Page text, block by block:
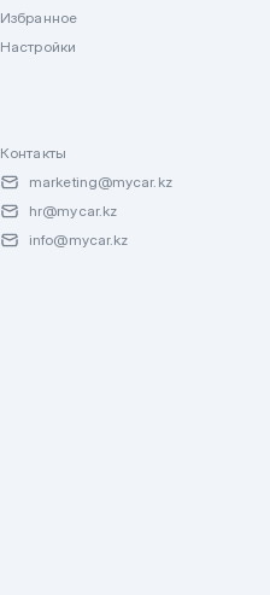
Избранное
Настройки
Контакты
marketing@mycar.kz
hr@mycar.kz
info@mycar.kz